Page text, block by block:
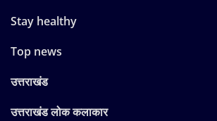
Stay healthy
Top news
उत्तराखंड
उत्तराखंड लोक कलाकार